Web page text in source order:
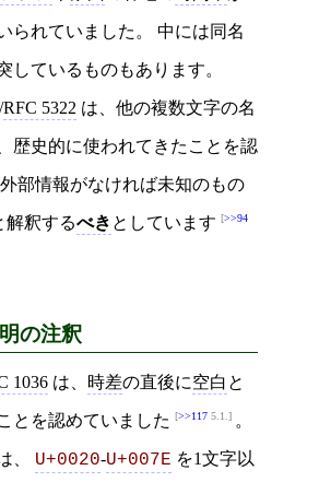
られていました。 中には同名
しているものもあります。
/RFC 5322 は、他の複数文字の名
歴史的に使われてきたことを認
部情報がなければ未知のもの
解釈するべき としています >>94
の注釈
1036 は、 時差の直後に空白 と
とを認めていました >>117 5.1. 。
、 U+0020-U+007E を1文字以